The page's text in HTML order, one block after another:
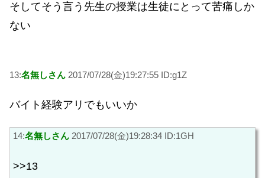
そしてそう言う先生の授業は生徒にとって苦痛しか
ない
13:名無しさん 2017/07/28(金)19:27:55 ID:g1Z
バイト経験アリでもいいか
14:名無しさん 2017/07/28(金)19:28:34 ID:1GH
>>13